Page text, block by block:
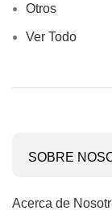
Otros
Ver Todo
SOBRE
Acerca de